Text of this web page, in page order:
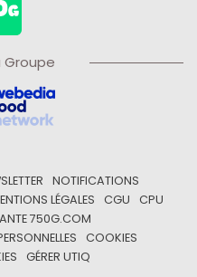
Groupe
NOTIFICATIONS
LÉGALES CGU
CPU
750G.COM
COOKIES
GÉRER UTIQ